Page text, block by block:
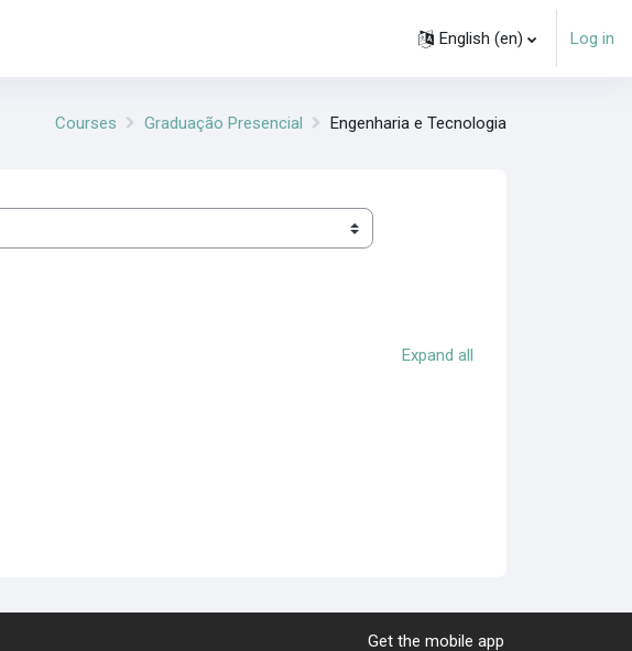
English ‎(en)‎ Log in
Courses Graduação Presencial Engenharia e Tecnologia
Expand all
Get the mobile app